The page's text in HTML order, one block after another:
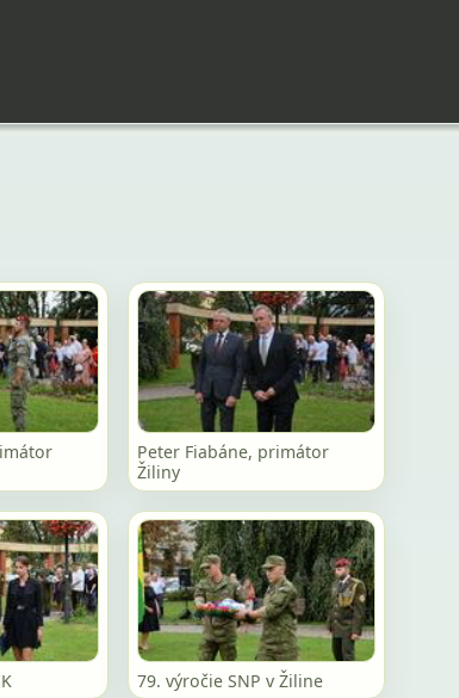
Peter Fiabáne, primátor
Žiliny
79. výročie SNP v Žiline